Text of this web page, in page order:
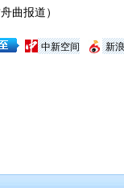
曲报道）
新
中新空间